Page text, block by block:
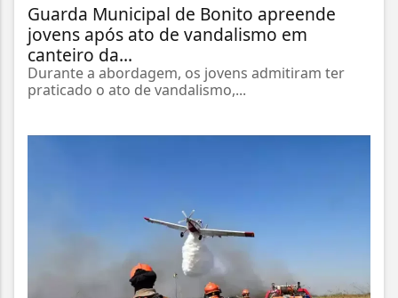
Guarda Municipal de Bonito apreende
jovens após ato de vandalismo em
canteiro da...
Durante a abordagem, os jovens admitiram ter
praticado o ato de vandalismo,...